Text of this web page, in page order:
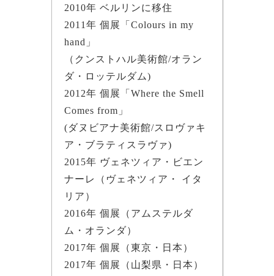
2010年 ベルリンに移住
2011年 個展「Colours in my
hand」
（クンストハル美術館/オラン
ダ・ロッテルダム)
2012年 個展「Where the Smell
Comes from」
(ダヌビアナ美術館/スロヴァキ
ア・ブラティスラヴァ)
2015年 ヴェネツィア・ビエン
ナーレ（ヴェネツィア・ イタ
リア）
2016年 個展（アムステルダ
ム・オランダ）
2017年 個展（東京・日本）
2017年 個展（山梨県・日本）